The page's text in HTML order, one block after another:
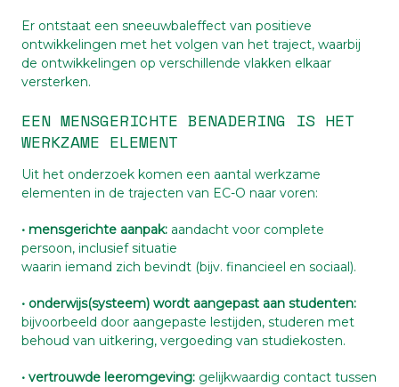
Er ontstaat een sneeuwbaleffect van positieve
ontwikkelingen met het volgen van het traject, waarbij
de ontwikkelingen op verschillende vlakken elkaar
versterken.
EEN MENSGERICHTE BENADERING IS HET
WERKZAME ELEMENT
Uit het onderzoek komen een aantal werkzame
elementen in de trajecten van EC-O naar voren:
• mensgerichte aanpak: aandacht voor complete
persoon, inclusief situatie
waarin iemand zich bevindt (bijv. financieel en sociaal).
• onderwijs(systeem) wordt aangepast aan studenten:
bijvoorbeeld door aangepaste lestijden, studeren met
behoud van uitkering, vergoeding van studiekosten.
• vertrouwde leeromgeving: gelijkwaardig contact tussen